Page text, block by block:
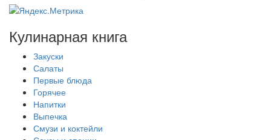
Кулинарная книга
Закуски
Салаты
Первые блюда
Горячее
Напитки
Выпечка
Смузи и коктейли